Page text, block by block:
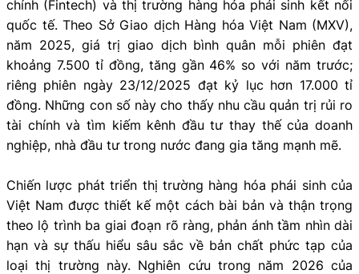
chính (Fintech) và thị trường hàng hóa phái sinh kết nối
quốc tế. Theo Sở Giao dịch Hàng hóa Việt Nam (MXV),
năm 2025, giá trị giao dịch bình quân mỗi phiên đạt
khoảng 7.500 tỉ đồng, tăng gần 46% so với năm trước;
riêng phiên ngày 23/12/2025 đạt kỷ lục hơn 17.000 tỉ
đồng. Những con số này cho thấy nhu cầu quản trị rủi ro
tài chính và tìm kiếm kênh đầu tư thay thế của doanh
nghiệp, nhà đầu tư trong nước đang gia tăng mạnh mẽ.
Chiến lược phát triển thị trường hàng hóa phái sinh của
Việt Nam được thiết kế một cách bài bản và thận trọng
theo lộ trình ba giai đoạn rõ ràng, phản ánh tầm nhìn dài
hạn và sự thấu hiểu sâu sắc về bản chất phức tạp của
loại thị trường này. Nghiên cứu trong năm 2026 của